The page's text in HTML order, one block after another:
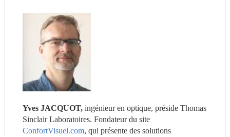
Yves JACQUOT, ingénieur en optique, préside Thomas
ConfortVisuel.com, qui présente des solutions